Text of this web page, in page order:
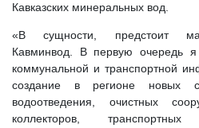
Кавказских минеральных вод.
«В сущности, предстоит
Кавминвод. В первую очередь
коммунальной и транспортной
создание в регионе новых
водоотведения, очистных
коллекторов,